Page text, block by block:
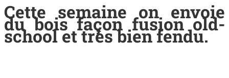
Cette semaine on envoie
du bois façon fusion old-
school et très bien fendu.